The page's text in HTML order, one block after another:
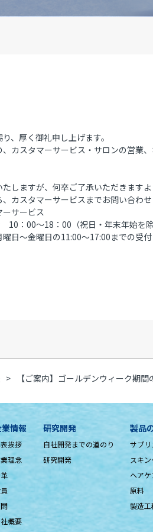
、厚く御礼申し上げます。
カスタマーサービス・サロンの営業
しますが、何卒ご了承いただきますよ
カスタマーサービスまでお問い合わせ
サービス
：00～18：00（祝日・年末年始を除
日～金曜日の11:00～17:00までの受付
【ご案内】ゴールデンウィーク期
情報
挨拶
理念
概要
研究開発
自社開発までの道のり
研究開発
製品
サプリ
スキ
ヘアケ
原料
製造工